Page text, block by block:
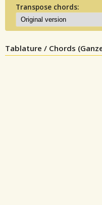
Transpose chords:
Tablature / Chords